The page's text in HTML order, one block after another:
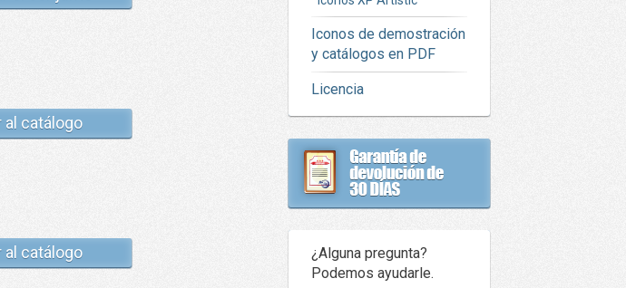
al catálogo
al catálogo
Iconos de demostración
y catálogos en PDF
Licencia
¿Alguna pregunta?
Podemos ayudarle.